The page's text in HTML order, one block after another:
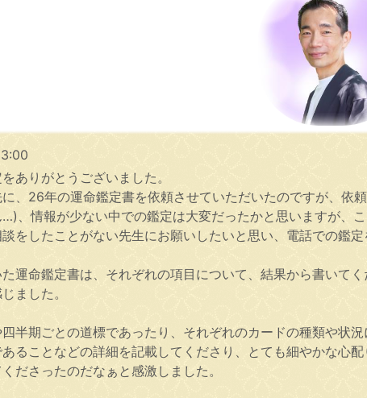
ありがとうございました。
、26年の運命鑑定書を依頼させていただいたのですが、
、情報が少ない中での鑑定は大変だったかと思いますが、
をしたことがない先生にお願いしたいと思い、電話での鑑定
運命鑑定書は、それぞれの項目について、結果から書いて
ました。
半期ごとの道標であったり、それぞれのカードの種類や状
ることなどの詳細を記載してくださり、とても細やかな心
ださったのだなぁと感激しました。